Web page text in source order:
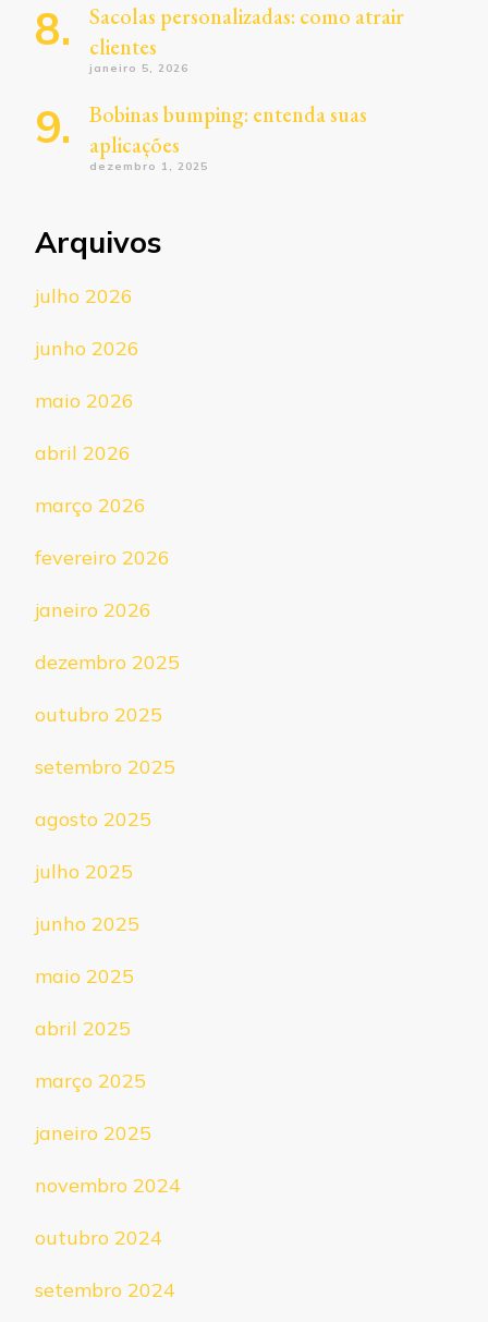
Sacolas personalizadas: como atrair
clientes
janeiro 5, 2026
Bobinas bumping: entenda suas
aplicações
dezembro 1, 2025
Arquivos
julho 2026
junho 2026
maio 2026
abril 2026
março 2026
fevereiro 2026
janeiro 2026
dezembro 2025
outubro 2025
setembro 2025
agosto 2025
julho 2025
junho 2025
maio 2025
abril 2025
março 2025
janeiro 2025
novembro 2024
outubro 2024
setembro 2024